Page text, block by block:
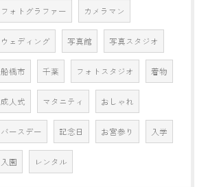
フォトグラファー カメラマン
ウェディング 写真館 写真スタジオ
船橋市 千葉 フォトスタジオ 着物
成人式 マタニティ おしゃれ
バースデー 記念日 お宮参り 入学
入園 レンタル